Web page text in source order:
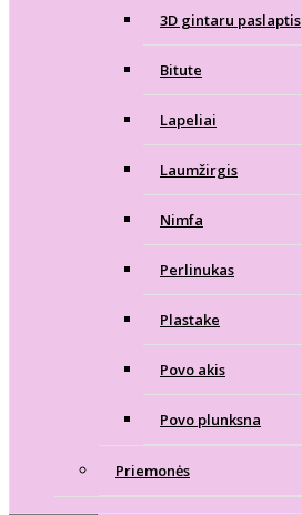
3D gintaru paslaptis
Bitute
Lapeliai
Laumžirgis
Nimfa
Perlinukas
Plastake
Povo akis
Povo plunksna
Priemonės